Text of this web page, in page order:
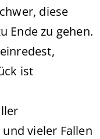
diese
Ende zu gehen.
ist
vieler Fallen